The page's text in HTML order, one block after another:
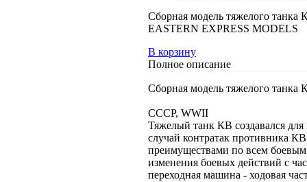
Сборная модель тяжелого
EASTERN EXPRESS MODELS
В корзину
Полное описание
Сборная модель тяжелого
СССР, WWII
Тяжелый танк КВ создавался
случай контратак противника
преимуществами по всем боевым
изменения боевых действий с
переходная машина - ходовая